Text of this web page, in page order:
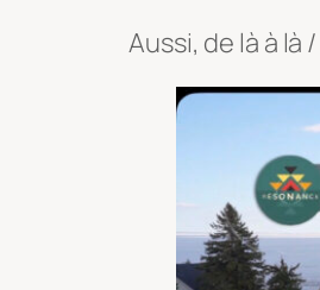
Aussi, de là à là /